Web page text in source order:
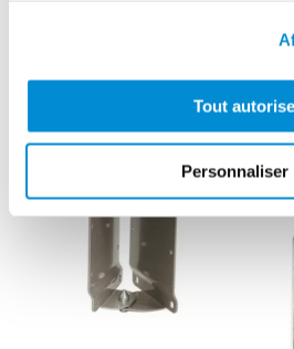
Tout
Personnaliser
CES PRODUITS
INTERESSER